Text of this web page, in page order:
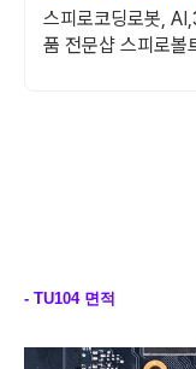
쉽고 재밌게
스피로코딩로봇,
품 전문샵 스피로볼
- TU104 면적